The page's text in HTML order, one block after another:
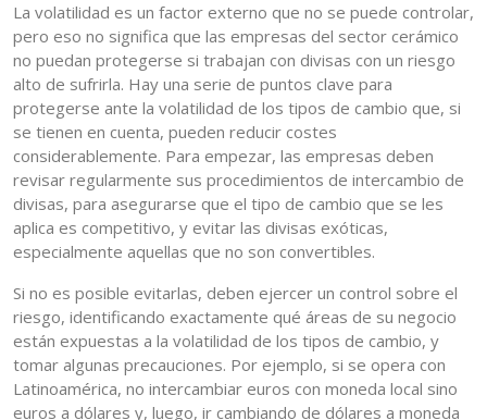
La volatilidad es un factor externo que no se puede controlar,
pero eso no significa que las empresas del sector cerámico
no puedan protegerse si trabajan con divisas con un riesgo
alto de sufrirla. Hay una serie de puntos clave para
protegerse ante la volatilidad de los tipos de cambio que, si
se tienen en cuenta, pueden reducir costes
considerablemente. Para empezar, las empresas deben
revisar regularmente sus procedimientos de intercambio de
divisas, para asegurarse que el tipo de cambio que se les
aplica es competitivo, y evitar las divisas exóticas,
especialmente aquellas que no son convertibles.
Si no es posible evitarlas, deben ejercer un control sobre el
riesgo, identificando exactamente qué áreas de su negocio
están expuestas a la volatilidad de los tipos de cambio, y
tomar algunas precauciones. Por ejemplo, si se opera con
Latinoamérica, no intercambiar euros con moneda local sino
euros a dólares y, luego, ir cambiando de dólares a moneda